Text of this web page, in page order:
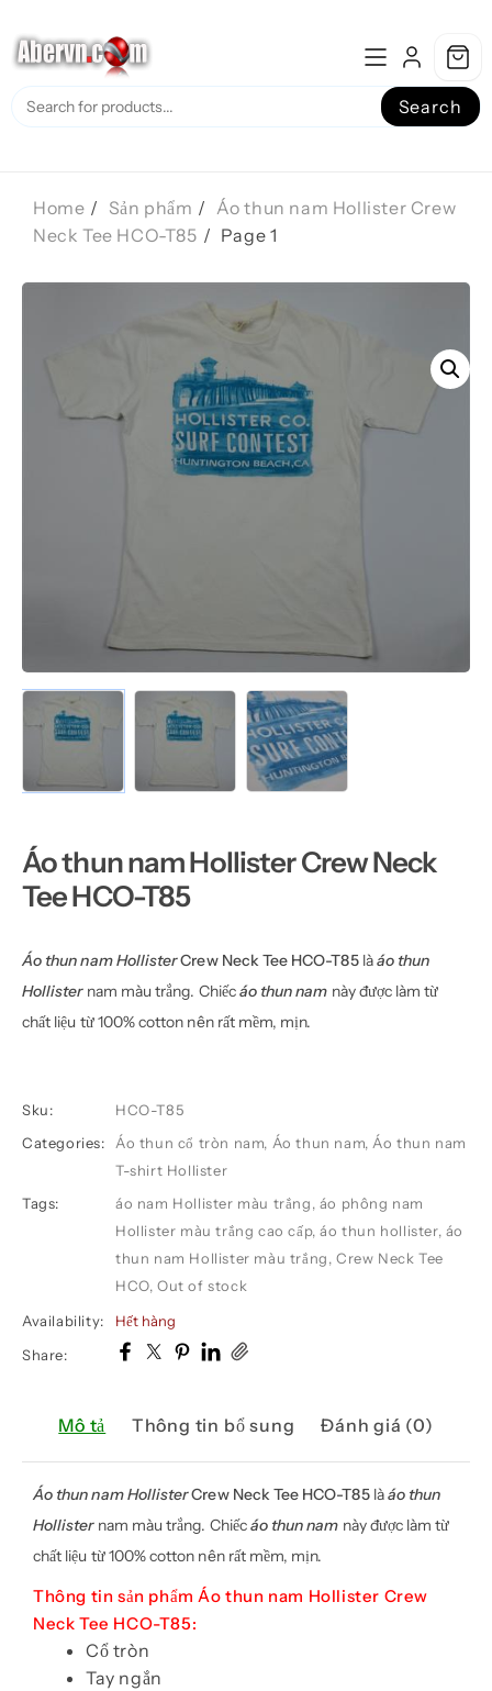
to
content
Search
Home Sản phẩm
Áo thun nam Hollister Crew
Neck Tee HCO-T85
Page 1
Áo thun nam Hollister Crew Neck
Tee HCO-T85
Áo thun nam HollisterCrew Neck Tee HCO-T85làáo thun
Hollisternam màu trắng. Chiếcáo thun nam này được làm từ
chất liệu từ 100% cotton nên rất mềm, mịn.
Sku:
HCO-T85
Categories:
Áo thun cổ tròn nam, Áo thun nam,Áo thun nam
T-shirt Hollister
Tags:
áo nam Hollister màu trắng, áo phông nam
Hollister màu trắng cao cấp,áo thun hollister, áo
thun nam Hollister màu trắng,Crew Neck Tee
HCO,Out of stock
Availability:
Hết hàng
Share:
Mô tả Thông tin bổ sung Đánh giá (0)
Áo thun nam HollisterCrew Neck Tee HCO-T85làáo thun
Hollisternam màu trắng. Chiếcáo thun nam này được làm từ
chất liệu từ 100% cotton nên rất mềm, mịn.
Thông tin sản phẩm Áo thun nam Hollister Crew
Neck Tee HCO-T85:
Cổ tròn
Tay ngắn